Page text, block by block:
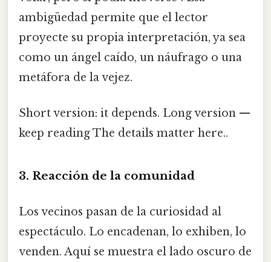
ambigüedad permite que el lector
proyecte su propia interpretación, ya sea
como un ángel caído, un náufrago o una
metáfora de la vejez.
Short version: it depends. Long version —
keep reading The details matter here..
3. Reacción de la comunidad
Los vecinos pasan de la curiosidad al
espectáculo. Lo encadenan, lo exhiben, lo
venden. Aquí se muestra el lado oscuro de